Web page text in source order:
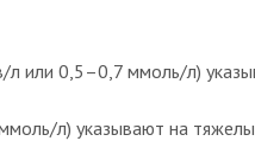
или 0,5–0,7 ммоль/л)
л) указывают на